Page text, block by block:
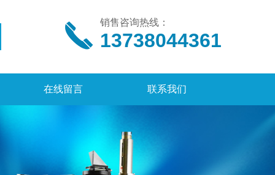
销售咨询热线：
13738044361
在线留言 联系我们